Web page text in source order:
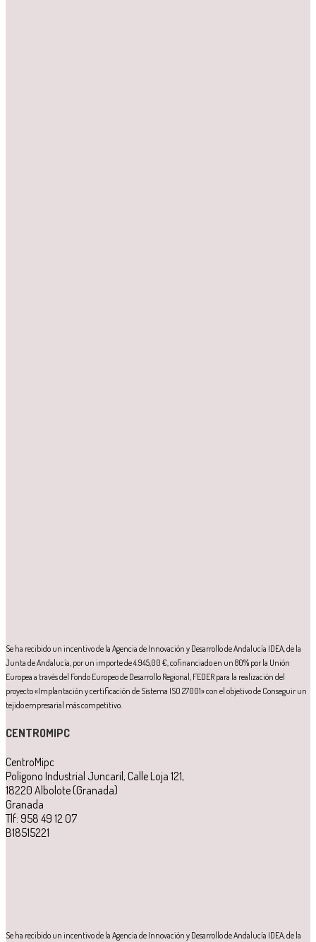
Se ha recibido un incentivo de la Agencia de Innovación y Desarrollo de Andalucía IDEA, de la
Junta de Andalucía, por un importe de 4.945,00 €, cofinanciado en un 80% por la Unión
Europea a través del Fondo Europeo de Desarrollo Regional, FEDER para la realización del
proyecto «Implantación y certificación de Sistema ISO 27001» con el objetivo de Conseguir un
tejido empresarial más competitivo.
CENTROMIPC
CentroMipc
Polígono Industrial Juncaril, Calle Loja 121,
18220 Albolote (Granada)
Granada
Tlf: 958 49 12 07
B18515221
Se ha recibido un incentivo de la Agencia de Innovación y Desarrollo de Andalucía IDEA, de la